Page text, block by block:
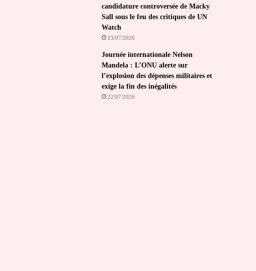
candidature controversée de Macky
Sall sous le feu des critiques de UN
Watch
23/07/2026
Journée internationale Nelson
Mandela : L’ONU alerte sur
l’explosion des dépenses militaires et
exige la fin des inégalités
22/07/2026